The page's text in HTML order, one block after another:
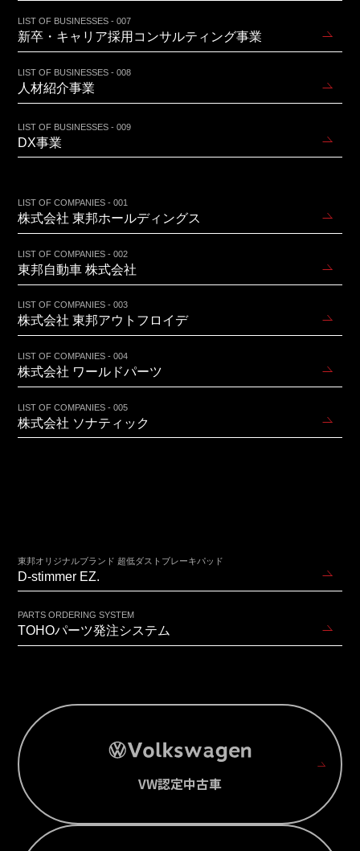
LIST OF BUSINESSES - 007
新卒・キャリア採用コンサルティング事業
LIST OF BUSINESSES - 008
人材紹介事業
LIST OF BUSINESSES - 009
DX事業
LIST OF COMPANIES - 001
株式会社 東邦ホールディングス
LIST OF COMPANIES - 002
東邦自動車 株式会社
LIST OF COMPANIES - 003
株式会社 東邦アウトフロイデ
LIST OF COMPANIES - 004
株式会社 ワールドパーツ
LIST OF COMPANIES - 005
株式会社 ソナティック
東邦オリジナルブランド 超低ダストブレーキパッド
D-stimmer EZ.
PARTS ORDERING SYSTEM
TOHOパーツ発注システム
VW認定中古車